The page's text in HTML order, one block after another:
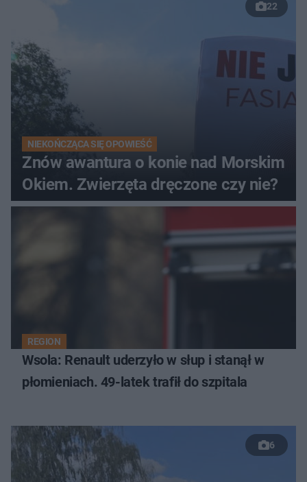
22
NIEKOŃCZĄCA SIĘ OPOWIEŚĆ
Znów awantura o konie nad Morskim
Okiem. Zwierzęta dręczone czy nie?
REGION
Wsola: Renault uderzyło w słup i stanął w
płomieniach. 49-latek trafił do szpitala
6